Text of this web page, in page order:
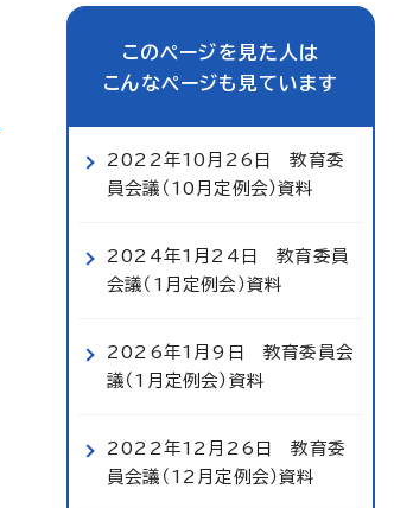
このページを見た人は
こんなページも見ています
2022年10月26日 教育委
員会議（10月定例会）資料
2024年1月24日 教育委員
会議（1月定例会）資料
2026年1月9日 教育委員会
議（1月定例会）資料
2022年12月26日 教育委
員会議（12月定例会）資料